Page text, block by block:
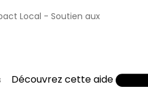
Local - Soutien aux
Découvrez cette aide